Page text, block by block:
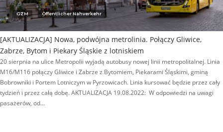
GZM Öffentlicher Nahverkehr
[AKTUALIZACJA] Nowa, podwójna metrolinia. Połączy Gliwice,
Zabrze, Bytom i Piekary Śląskie z lotniskiem
20 sierpnia na ulice Metropolii wyjadą autobusy nowej linii metropolitalnej. Linia
M16/M116 połączy Gliwice i Zabrze z Bytomiem, Piekarami Śląskimi, gminą
Bobrowniki i Portem Lotniczym w Pyrzowicach. Linia kursować będzie przez cały
tydzień i przez całą dobę. AKTUALIZACJA 19.08.2022: W odpowiedzi na uwagi
pasażerów, od…